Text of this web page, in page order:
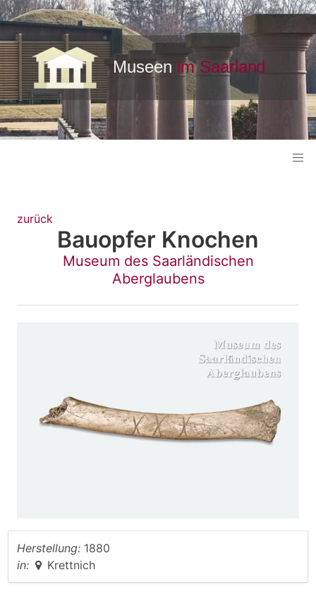
zurück
Bauopfer Knochen
Museum des Saarländischen
Aberglaubens
Herstellung: 1880
in:
Krettnich